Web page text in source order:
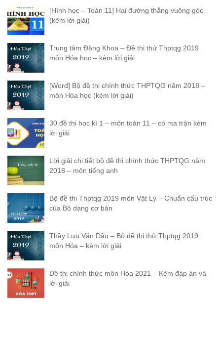
[Hình học – Toán 11] Hai đường thẳng vuông góc
(kèm lời giải)
Trung tâm Đăng Khoa – Đề thi thử Thptqg 2019
môn Hóa học – kèm lời giải
[Word] Bộ đề thi chính thức THPTQG năm 2018 –
môn Hóa học (kèm lời giải)
30 đề thi học kì 1 – môn toán 11 – có ma trận kèm
lời giải
Lời giải chi tiết bộ đề thi chính thức THPTQG năm
2018 – môn tiếng anh
Bộ đề thi Thptqg 2019 môn Vật Lý – Chuẩn cấu trúc
của Bộ dạng cơ bản
Thầy Lưu Văn Dầu – Bộ đề thi thử Thptqg 2019
môn Hóa – kèm lời giải
Đề thi chính thức môn Hóa 2021 – Kèm đáp án và
lời giải